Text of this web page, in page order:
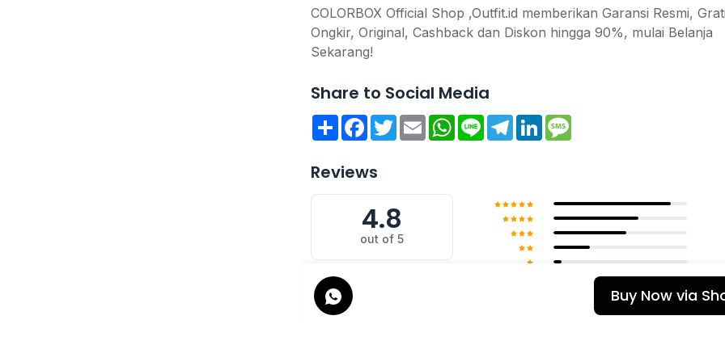
COLORBOX Official Shop ,Outfit.id memberikan Garansi Resmi,
Ongkir, Original, Cashback dan Diskon hingga 90%, mulai Belanja
Sekarang!
Share to Social Media
ShareFacebook
TwitterEmailWhatsApp
Line Telegram
LinkedIn
Reviews
4.8
out of 5
Buy Now via